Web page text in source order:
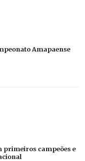
Amapaense
primeiros campeões e